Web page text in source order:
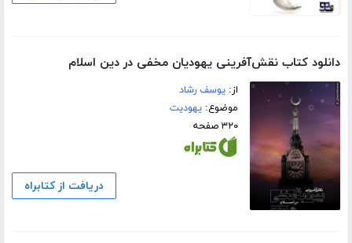
دانلود کتاب نقش‌آفرینی یهودیان مخفی در دین اسلام
از:یوسف رشاد
موضوع:یهودیت
۳۲۰ صفحه
دریافت از کتابراه